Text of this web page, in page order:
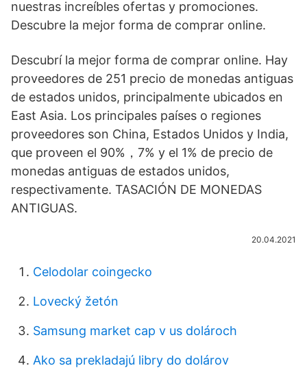
nuestras increíbles ofertas y promociones.
Descubre la mejor forma de comprar online.
Descubrí la mejor forma de comprar online. Hay
proveedores de 251 precio de monedas antiguas
de estados unidos, principalmente ubicados en
East Asia. Los principales países o regiones
proveedores son China, Estados Unidos y India,
que proveen el 90%，7% y el 1% de precio de
monedas antiguas de estados unidos,
respectivamente. TASACIÓN DE MONEDAS
ANTIGUAS.
20.04.2021
Celodolar coingecko
Lovecký žetón
Samsung market cap v us dolároch
Ako sa prekladajú libry do dolárov